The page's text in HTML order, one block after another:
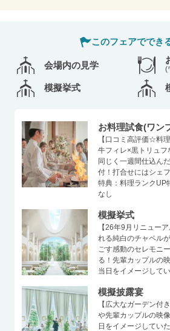
このフェアででき
会場内の見学 (
模擬挙式
お料理試食(ワン
【口コミ高評価☆料
牛フィレ×黒トリュフ
同じく一週間仕込ん
付！打合せにはシェ
特典：料理ランク
なし
模擬挙式
【26年9月リニュー
れる純白のチャペル
ごす感動のセレモニ
る！先輩カップルの
当日をイメージして
模擬披露宴
【広大なガーデン付
や先輩カップルの映
日をイメージしてい